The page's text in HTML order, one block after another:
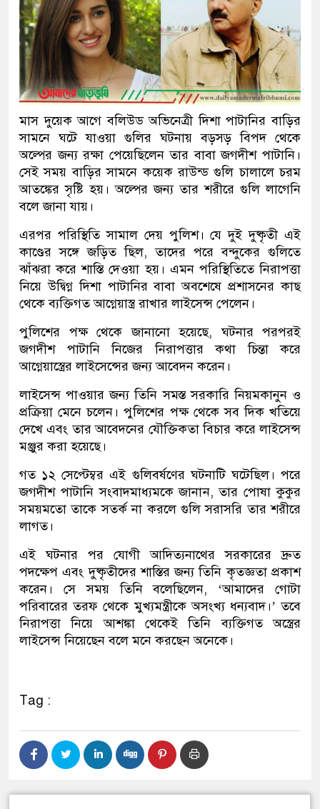
মাস দুয়েক আগে বলিউড অভিনেত্রী দিশা পাটানির বাড়ির
সামনে ঘটে যাওয়া গুলির ঘটনায় বড়সড় বিপদ থেকে
অল্পের জন্য রক্ষা পেয়েছিলেন তার বাবা জগদীশ পাটানি।
সেই সময় বাড়ির সামনে কয়েক রাউন্ড গুলি চালালে চরম
আতঙ্কের সৃষ্টি হয়। অল্পের জন্য তার শরীরে গুলি লাগেনি
বলে জানা যায়।
এরপর পরিস্থিতি সামাল দেয় পুলিশ। যে দুই দুষ্কৃতী এই
কাণ্ডের সঙ্গে জড়িত ছিল, তাদের পরে বন্দুকের গুলিতে
ঝাঁঝরা করে শাস্তি দেওয়া হয়। এমন পরিস্থিতিতে নিরাপত্তা
নিয়ে উদ্বিগ্ন দিশা পাটানির বাবা অবশেষে প্রশাসনের কাছ
থেকে ব্যক্তিগত আগ্নেয়াস্ত্র রাখার লাইসেন্স পেলেন।
পুলিশের পক্ষ থেকে জানানো হয়েছে, ঘটনার পরপরই
জগদীশ পাটানি নিজের নিরাপত্তার কথা চিন্তা করে
আগ্নেয়াস্ত্রের লাইসেন্সের জন্য আবেদন করেন।
লাইসেন্স পাওয়ার জন্য তিনি সমস্ত সরকারি নিয়মকানুন ও
প্রক্রিয়া মেনে চলেন। পুলিশের পক্ষ থেকে সব দিক খতিয়ে
দেখে এবং তার আবেদনের যৌক্তিকতা বিচার করে লাইসেন্স
মঞ্জুর করা হয়েছে।
গত ১২ সেপ্টেম্বর এই গুলিবর্ষণের ঘটনাটি ঘটেছিল। পরে
জগদীশ পাটানি সংবাদমাধ্যমকে জানান, তার পোষা কুকুর
সময়মতো তাকে সতর্ক না করলে গুলি সরাসরি তার শরীরে
লাগত।
এই ঘটনার পর যোগী আদিত্যনাথের সরকারের দ্রুত
পদক্ষেপ এবং দুষ্কৃতীদের শাস্তির জন্য তিনি কৃতজ্ঞতা প্রকাশ
করেন। সে সময় তিনি বলেছিলেন, ‘আমাদের গোটা
পরিবারের তরফ থেকে মুখ্যমন্ত্রীকে অসংখ্য ধন্যবাদ।’ তবে
নিরাপত্তা নিয়ে আশঙ্কা থেকেই তিনি ব্যক্তিগত অস্ত্রের
লাইসেন্স নিয়েছেন বলে মনে করছেন অনেকে।
Tag :